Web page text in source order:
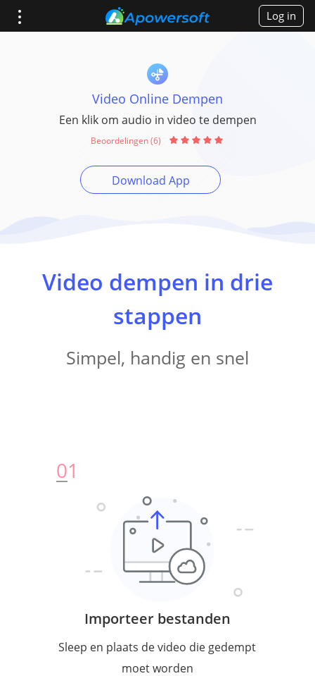
Log in
Video Online Dempen
Een klik om audio in video te dempen
Beoordelingen (6)
Download App
Video dempen in drie
stappen
Simpel, handig en snel
01
Importeer bestanden
Sleep en plaats de video die gedempt
moet worden